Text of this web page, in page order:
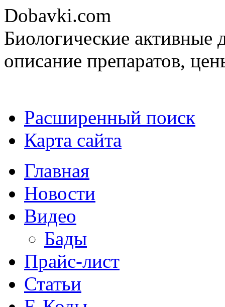
Dobavki.com
Биологические активные
описание препаратов,
Расширенный поиск
Карта сайта
Главная
Новости
Видео
Бады
Прайс-лист
Статьи